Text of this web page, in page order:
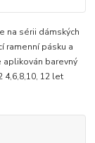
na sérii dámských
ramenní pásku a
aplikován barevný
4,6,8,10, 12 let